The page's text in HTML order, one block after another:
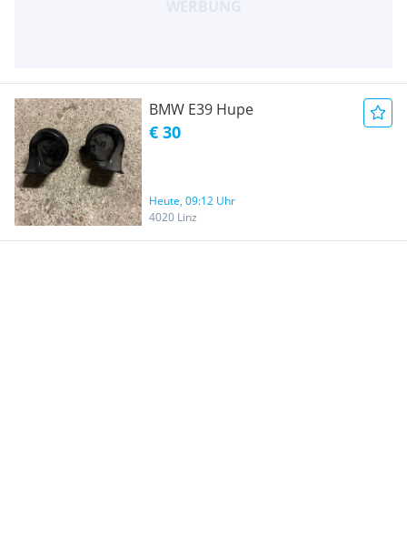
BMW E39 Hupe
€ 30
Heute, 09:12 Uhr
4020 Linz